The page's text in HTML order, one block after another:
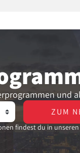
und
ZUM
findest du in unseren